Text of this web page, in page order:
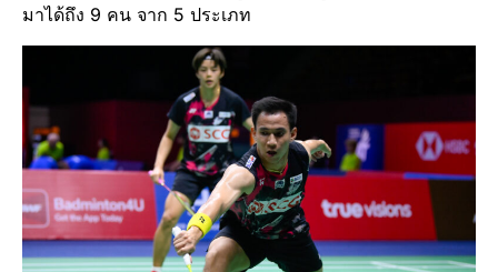
มาได้ถึง 9 คน จาก 5 ประเภท